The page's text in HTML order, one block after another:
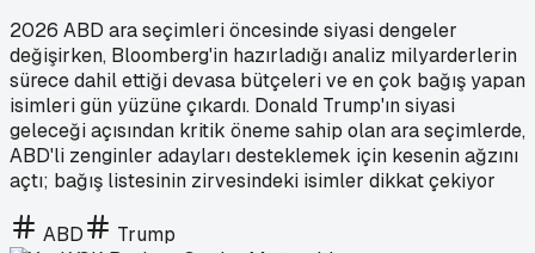
2026 ABD ara seçimleri öncesinde siyasi dengeler
değişirken, Bloomberg'in hazırladığı analiz milyarderlerin
sürece dahil ettiği devasa bütçeleri ve en çok bağış yapan
isimleri gün yüzüne çıkardı. Donald Trump'ın siyasi
geleceği açısından kritik öneme sahip olan ara seçimlerde,
ABD'li zenginler adayları desteklemek için kesenin ağzını
açtı; bağış listesinin zirvesindeki isimler dikkat çekiyor
ABD Trump